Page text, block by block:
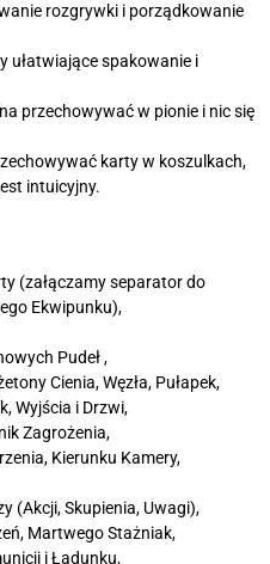
rozgrywki i porządkowanie
ułatwiające spakowanie i
przechowywać w pionie i nic się
karty w koszulkach,
intuicyjny.
(załączamy separator do
Ekwipunku),
Pudeł ,
Cienia, Węzła, Pułapek,
Wyjścia i Drzwi,
Zagrożenia,
Kierunku Kamery,
(Akcji, Skupienia, Uwagi),
Martwego Stażniak,
i Ładunku,